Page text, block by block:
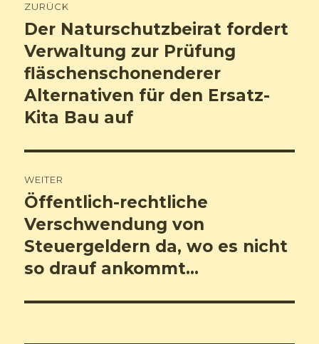
ZURÜCK
Vorheriger
Beitrag:
Der Naturschutzbeirat fordert
Verwaltung zur Prüfung
fläschenschonenderer
Alternativen für den Ersatz-
Kita Bau auf
WEITER
Nächster
Beitrag:
Öffentlich-rechtliche
Verschwendung von
Steuergeldern da, wo es nicht
so drauf ankommt…